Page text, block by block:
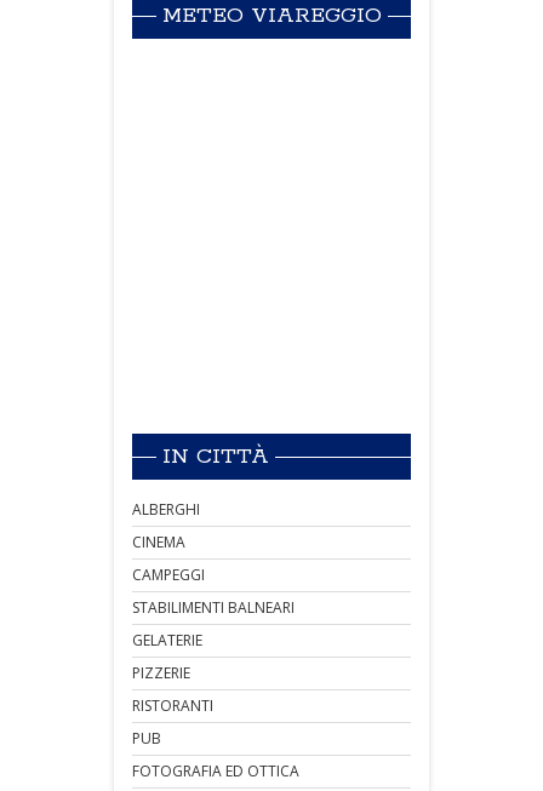
METEO VIAREGGIO
IN CITTÀ
ALBERGHI
CINEMA
CAMPEGGI
STABILIMENTI BALNEARI
GELATERIE
PIZZERIE
RISTORANTI
PUB
FOTOGRAFIA ED OTTICA